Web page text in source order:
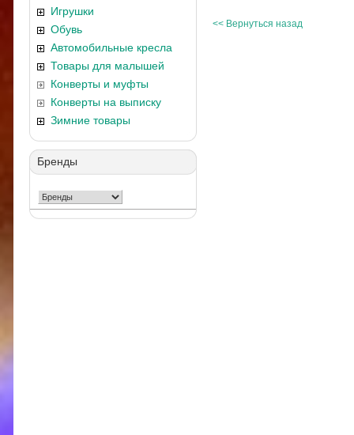
Игрушки
Обувь
Автомобильные кресла
Товары для малышей
Конверты и муфты
Конверты на выписку
Зимние товары
Бренды
<< Вернуться назад